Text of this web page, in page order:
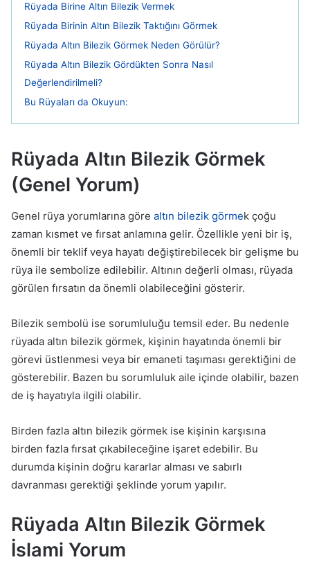
Rüyada Birine Altın Bilezik Vermek
Rüyada Birinin Altın Bilezik Taktığını Görmek
Rüyada Altın Bilezik Görmek Neden Görülür?
Rüyada Altın Bilezik Gördükten Sonra Nasıl
Değerlendirilmeli?
Bu Rüyaları da Okuyun:
Rüyada Altın Bilezik Görmek
(Genel Yorum)
Genel rüya yorumlarına göre altın bilezik görmek çoğu
zaman kısmet ve fırsat anlamına gelir. Özellikle yeni bir iş,
önemli bir teklif veya hayatı değiştirebilecek bir gelişme bu
rüya ile sembolize edilebilir. Altının değerli olması, rüyada
görülen fırsatın da önemli olabileceğini gösterir.
Bilezik sembolü ise sorumluluğu temsil eder. Bu nedenle
rüyada altın bilezik görmek, kişinin hayatında önemli bir
görevi üstlenmesi veya bir emaneti taşıması gerektiğini de
gösterebilir. Bazen bu sorumluluk aile içinde olabilir, bazen
de iş hayatıyla ilgili olabilir.
Birden fazla altın bilezik görmek ise kişinin karşısına
birden fazla fırsat çıkabileceğine işaret edebilir. Bu
durumda kişinin doğru kararlar alması ve sabırlı
davranması gerektiği şeklinde yorum yapılır.
Rüyada Altın Bilezik Görmek
İslami Yorum